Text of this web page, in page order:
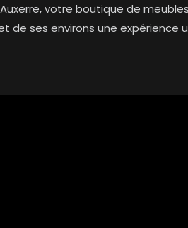
votre boutique de
ses environs une expérience